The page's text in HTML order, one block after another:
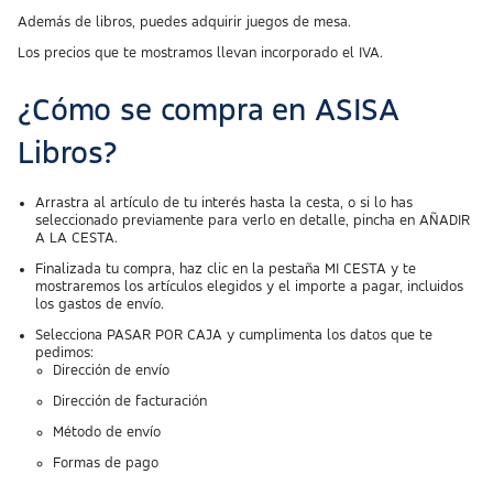
Además de libros, puedes adquirir juegos de mesa.
Los precios que te mostramos llevan incorporado el IVA.
¿Cómo se compra en ASISA
Libros?
Arrastra al artículo de tu interés hasta la cesta, o si lo has
seleccionado previamente para verlo en detalle, pincha en AÑADIR
A LA CESTA.
Finalizada tu compra, haz clic en la pestaña MI CESTA y te
mostraremos los artículos elegidos y el importe a pagar, incluidos
los gastos de envío.
Selecciona PASAR POR CAJA y cumplimenta los datos que te
pedimos:
Dirección de envío
Dirección de facturación
Método de envío
Formas de pago